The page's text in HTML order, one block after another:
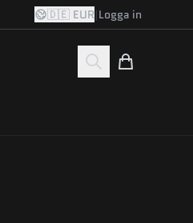
🇩🇪 EUR|Logga in